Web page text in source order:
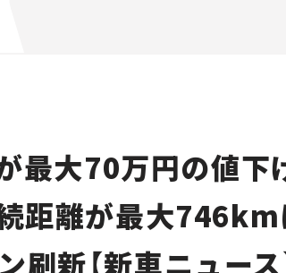
最大70万円の値下
距離が最大
刷新【新車ニュース